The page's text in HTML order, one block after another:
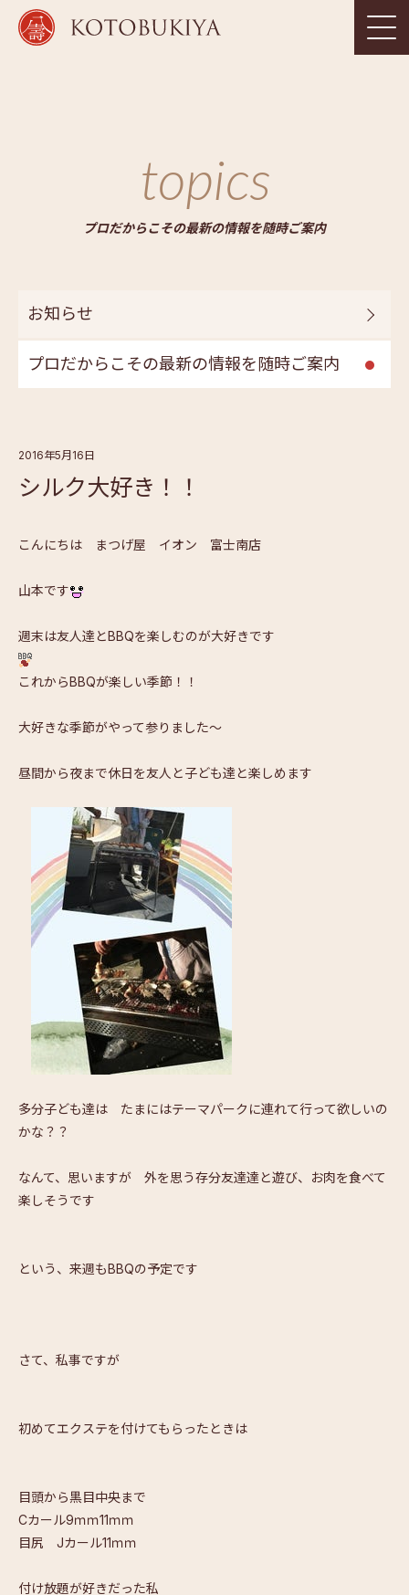
topics
プロだからこその最新の情報を随時ご案内
お知らせ
プロだからこその最新の情報を随時ご案内
2016年5月16日
シルク大好き！！
こんにちは まつげ屋 イオン 富士南店
山本です
週末は友人達とBBQを楽しむのが大好きです
これからBBQが楽しい季節！！
大好きな季節がやって参りました～
昼間から夜まで休日を友人と子ども達と楽しめます
多分子ども達は たまにはテーマパークに連れて行って欲しいの
かな？？
なんて、思いますが 外を思う存分友達達と遊び、お肉を食べて
楽しそうです
という、来週もBBQの予定です
さて、私事ですが
初めてエクステを付けてもらったときは
目頭から黒目中央まで
Cカール9ｍｍ11ｍｍ
目尻 Jカール11ｍｍ
付け放題が好きだった私